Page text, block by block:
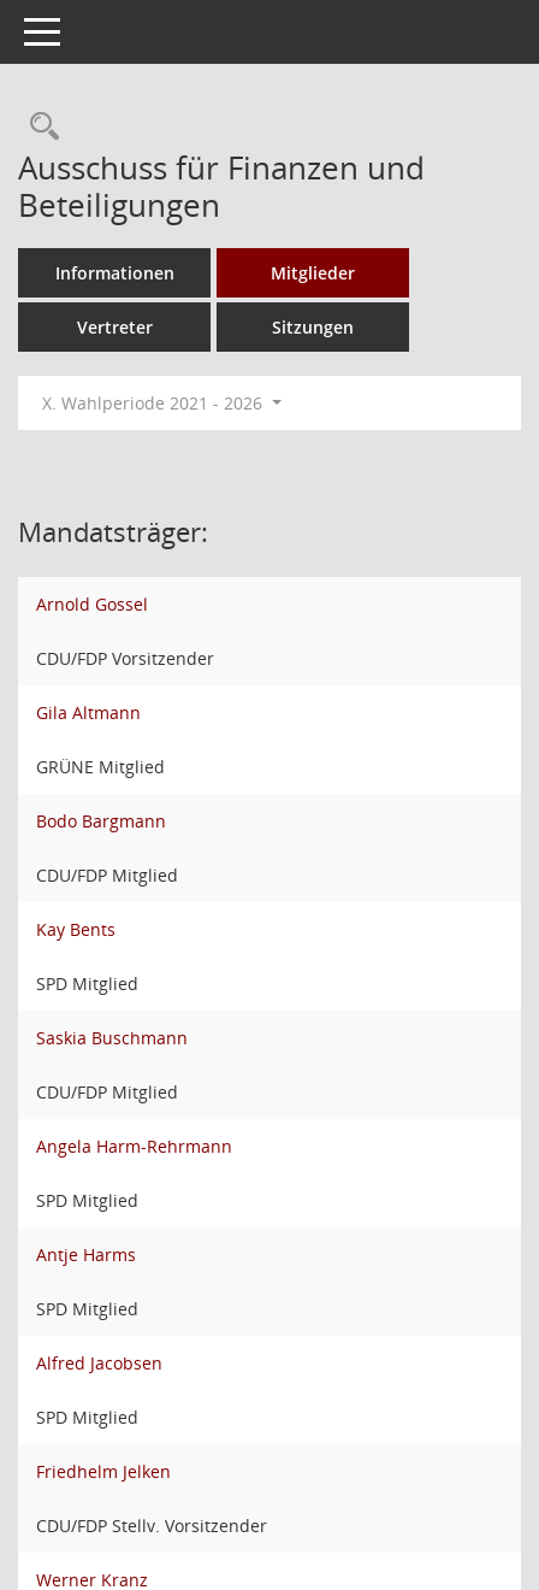
Toggle navigation
Rechercheauswahl
Ausschuss für Finanzen und
Beteiligungen
Informationen Mitglieder
Vertreter Sitzungen
X. Wahlperiode 2021 - 2026
Mandatsträger:
Arnold Gossel
CDU/FDP Vorsitzender
Gila Altmann
GRÜNE Mitglied
Bodo Bargmann
CDU/FDP Mitglied
Kay Bents
SPD Mitglied
Saskia Buschmann
CDU/FDP Mitglied
Angela Harm-Rehrmann
SPD Mitglied
Antje Harms
SPD Mitglied
Alfred Jacobsen
SPD Mitglied
Friedhelm Jelken
CDU/FDP Stellv. Vorsitzender
Werner Kranz